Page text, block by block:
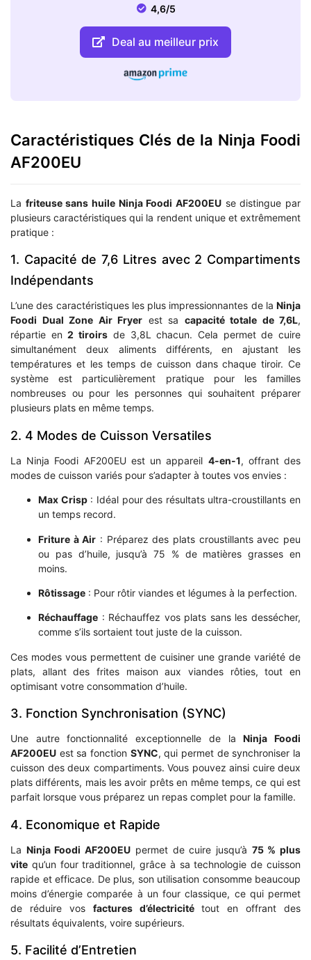
4,6/5
Deal au meilleur prix
Caractéristiques Clés de la Ninja Foodi
AF200EU
La friteuse sans huile Ninja Foodi AF200EU se distingue par
plusieurs caractéristiques qui la rendent unique et extrêmement
pratique :
1. Capacité de 7,6 Litres avec 2 Compartiments
Indépendants
L’une des caractéristiques les plus impressionnantes de la Ninja
Foodi Dual Zone Air Fryer est sa capacité totale de 7,6L,
répartie en2 tiroirs de 3,8L chacun. Cela permet de cuire
simultanément deux aliments différents, en ajustant les
températures et les temps de cuisson dans chaque tiroir. Ce
système est particulièrement pratique pour les familles
nombreuses ou pour les personnes qui souhaitent préparer
plusieurs plats en même temps.
2. 4 Modes de Cuisson Versatiles
La Ninja Foodi AF200EU est un appareil 4-en-1, offrant des
modes de cuisson variés pour s’adapter à toutes vos envies :
Max Crisp: Idéal pour des résultats ultra-croustillants en
un temps record.
Friture à Air : Préparez des plats croustillants avec peu
ou pas d’huile, jusqu’à 75 % de matières grasses en
moins.
Rôtissage : Pour rôtir viandes et légumes à la perfection.
Réchauffage : Réchauffez vos plats sans les dessécher,
comme s’ils sortaient tout juste de la cuisson.
Ces modes vous permettent de cuisiner une grande variété de
plats, allant des frites maison aux viandes rôties, tout en
optimisant votre consommation d’huile.
3. Fonction Synchronisation (SYNC)
Une autre fonctionnalité exceptionnelle de laNinja Foodi
AF200EU est sa fonction SYNC, qui permet de synchroniser la
cuisson des deux compartiments. Vous pouvez ainsi cuire deux
plats différents, mais les avoir prêts en même temps, ce qui est
parfait lorsque vous préparez un repas complet pour la famille.
4. Economique et Rapide
La Ninja Foodi AF200EU permet de cuire jusqu’à 75 % plus
vite qu’un four traditionnel, grâce à sa technologie de cuisson
rapide et efficace. De plus, son utilisation consomme beaucoup
moins d’énergie comparée à un four classique, ce qui permet
de réduire vos factures d’électricitétout en offrant des
résultats équivalents, voire supérieurs.
5. Facilité d’Entretien